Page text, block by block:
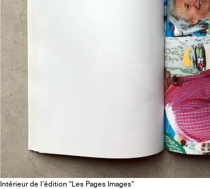
Intérieur de l'édition "Les Pages Images"